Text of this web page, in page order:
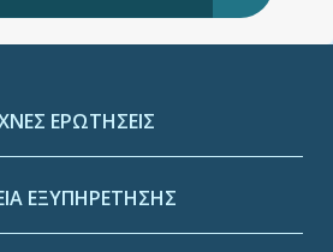
ΕΡΩΤΗΣΕΙΣ
ΕΞΥΠΗΡΕΤΗΣΗΣ